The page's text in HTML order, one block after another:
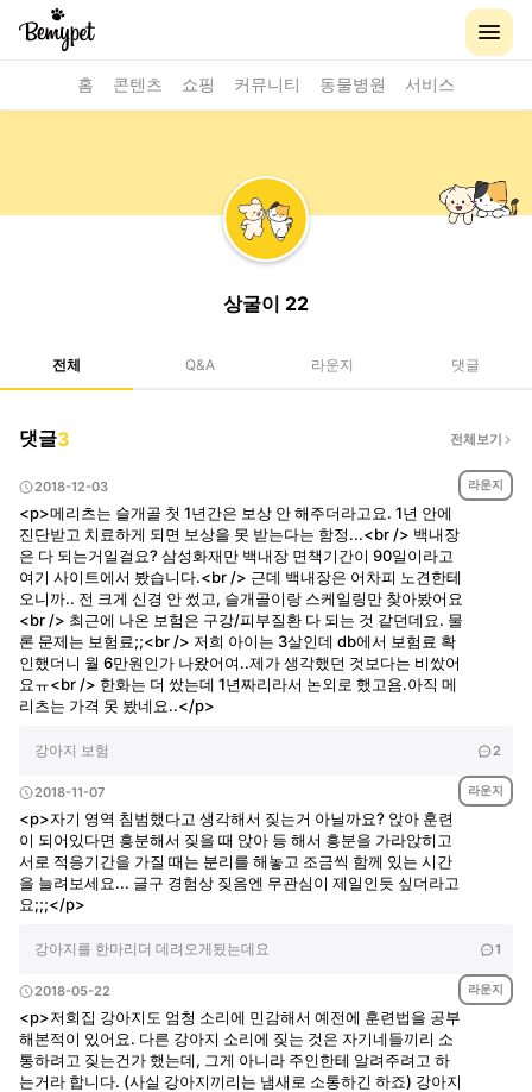
홈 콘텐츠 쇼핑 커뮤니티 동물병원 서비스
상굴이 22
전체 Q&A 라운지 댓글
댓글3 전체보기
2018-12-03 라운지
<p>메리츠는 슬개골 첫 1년간은 보상 안 해주더라고요. 1년 안에
진단받고 치료하게 되면 보상을 못 받는다는 함정...<br /> 백내장
은 다 되는거일걸요? 삼성화재만 백내장 면책기간이 90일이라고
여기 사이트에서 봤습니다.<br /> 근데 백내장은 어차피 노견한테
오니까.. 전 크게 신경 안 썼고, 슬개골이랑 스케일링만 찾아봤어요
<br /> 최근에 나온 보험은 구강/피부질환 다 되는 것 같던데요. 물
론 문제는 보험료;;<br /> 저희 아이는 3살인데 db에서 보험료 확
인했더니 월 6만원인가 나왔어여..제가 생각했던 것보다는 비쌌어
요ㅠ<br /> 한화는 더 쌌는데 1년짜리라서 논외로 했고욤.아직 메
리츠는 가격 못 봤네요..</p>
강아지 보험 2
2018-11-07 라운지
<p>자기 영역 침범했다고 생각해서 짖는거 아닐까요? 앉아 훈련
이 되어있다면 흥분해서 짖을 때 앉아 등 해서 흥분을 가라앉히고
서로 적응기간을 가질 때는 분리를 해놓고 조금씩 함께 있는 시간
을 늘려보세요... 글구 경험상 짖음엔 무관심이 제일인듯 싶더라고
요;;;</p>
강아지를 한마리더 데려오게됬는데요 1
2018-05-22 라운지
<p>저희집 강아지도 엄청 소리에 민감해서 예전에 훈련법을 공부
해본적이 있어요. 다른 강아지 소리에 짖는 것은 자기네들끼리 소
통하려고 짖는건가 했는데, 그게 아니라 주인한테 알려주려고 하
는거라 합니다. (사실 강아지끼리는 냄새로 소통하긴 하죠) 강아지